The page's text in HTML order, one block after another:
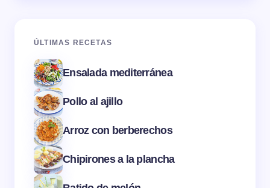
ÚLTIMAS RECETAS
Ensalada mediterránea
Pollo al ajillo
Arroz con berberechos
Chipirones a la plancha